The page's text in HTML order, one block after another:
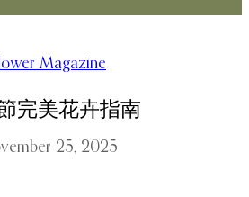
Magazine
完美花卉指南
25, 2025